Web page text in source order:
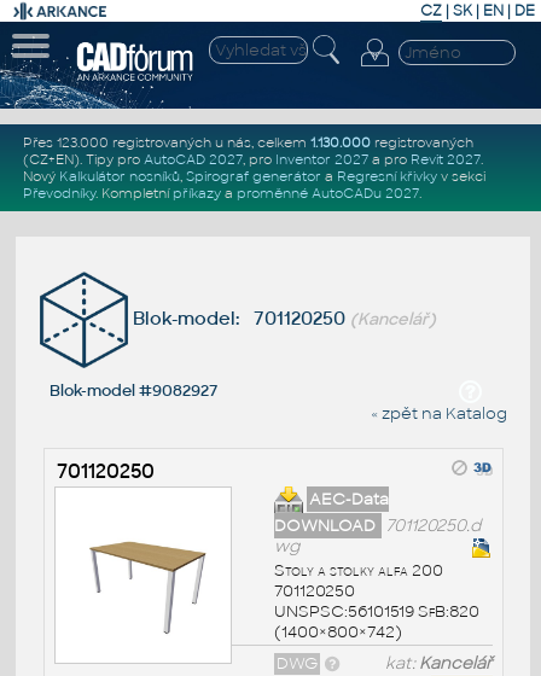
CZ | SK| EN | DE
Přes 123.000 registrovaných u nás, celkem 1.130.000registrovaných
(CZ+EN). Tipy pro AutoCAD 2027, pro Inventor 2027a pro Revit 2027.
Nový Kalkulátor nosníků, Spirograf generátor a Regresní křivkyv sekci
Převodníky. Kompletní příkazya proměnné AutoCADu 2027.
Blok-model: 701120250 (Kancelář)
Blok-model #9082927
« zpět na Katalog
701120250
AEC-Data
DOWNLOAD
701120250.d
wg
Stoly a stolky alfa 200
701120250
UNSPSC:56101519 SfB:820
(1400×800×742)
kat:Kancelář
DWG